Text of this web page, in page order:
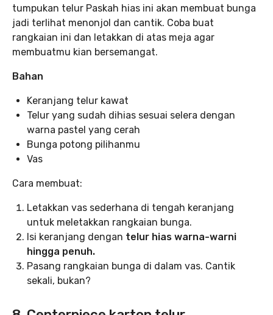
tumpukan telur Paskah hias ini akan membuat bunga
jadi terlihat menonjol dan cantik. Coba buat
rangkaian ini dan letakkan di atas meja agar
membuatmu kian bersemangat.
Bahan
Keranjang telur kawat
Telur yang sudah dihias sesuai selera dengan
warna pastel yang cerah
Bunga potong pilihanmu
Vas
Cara membuat:
Letakkan vas sederhana di tengah keranjang
untuk meletakkan rangkaian bunga.
Isi keranjang dengan telur hias warna-warni
hingga penuh.
Pasang rangkaian bunga di dalam vas. Cantik
sekali, bukan?